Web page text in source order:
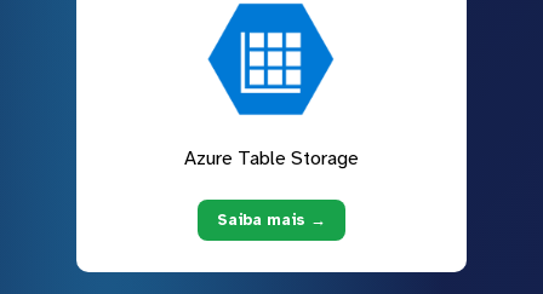
Azure Table Storage
Saiba mais →